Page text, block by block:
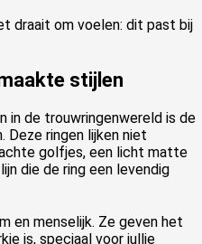
draait om voelen: dit past bij
stijlen
in de trouwringenwereld is de
Deze ringen lijken niet
golfjes, een licht matte
die de ring een levendig
en menselijk. Ze geven het
is, speciaal voor jullie